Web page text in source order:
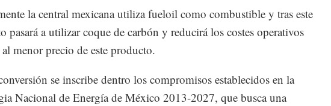
la central mexicana utiliza fueloil como combustible y tras este
pasará a utilizar coque de carbón y reducirá los costes operativos
menor precio de este producto.
se inscribe dentro los compromisos establecidos en la
Nacional de Energía de México 2013-2027, que busca una